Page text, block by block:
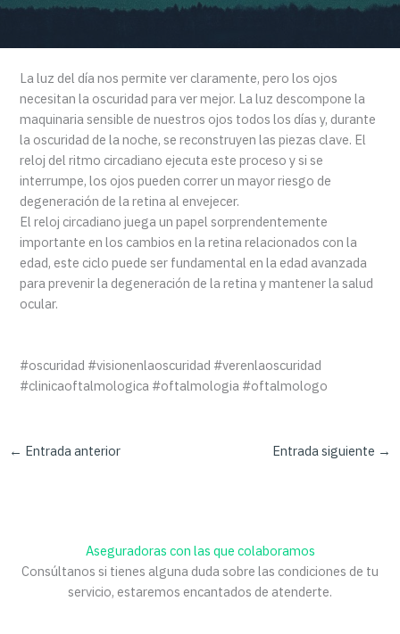
La luz del día nos permite ver claramente, pero los ojos
necesitan la oscuridad para ver mejor. La luz descompone la
maquinaria sensible de nuestros ojos todos los días y, durante
la oscuridad de la noche, se reconstruyen las piezas clave. El
reloj del ritmo circadiano ejecuta este proceso y si se
interrumpe, los ojos pueden correr un mayor riesgo de
degeneración de la retina al envejecer.
El reloj circadiano juega un papel sorprendentemente
importante en los cambios en la retina relacionados con la
edad, este ciclo puede ser fundamental en la edad avanzada
para prevenir la degeneración de la retina y mantener la salud
ocular.
#oscuridad #visionenlaoscuridad #verenlaoscuridad
#clinicaoftalmologica #oftalmologia #oftalmologo
← Entrada anterior Entrada siguiente →
Aseguradoras con las que colaboramos
Consúltanos si tienes alguna duda sobre las condiciones de tu
servicio, estaremos encantados de atenderte.